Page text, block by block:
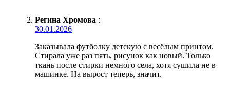
Регина Хромова :
30.01.2026
Заказывала футболку детскую с весёлым принтом.
Стирала уже раз пять, рисунок как новый. Только
ткань после стирки немного села, хотя сушила не в
машинке. На вырост теперь, значит.